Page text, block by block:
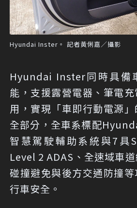
Hyundai Inster。 記者黃俐嘉／攝影
Hyundai Inster同時具備
能，支援露營電器、筆電
用，實現「車即行動電源
全部分，全車系標配
智慧駕駛輔助系統與7具
Level 2 ADAS、全速域車
碰撞避免與後方交通防撞
行車安全。